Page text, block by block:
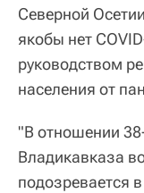
Северной
якобы нет
руководством
населения от
"В отношении
Владикавказа
подозревается